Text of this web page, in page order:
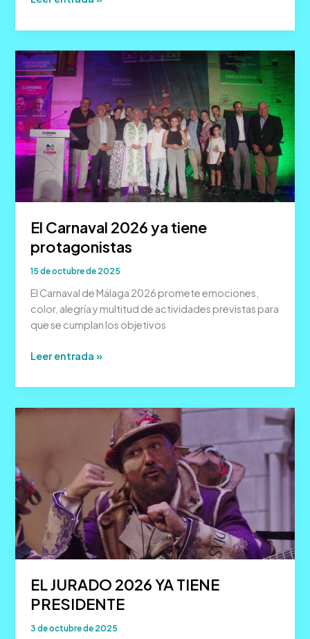
inscripción
el
COAC
2026
El Carnaval 2026 ya tiene
protagonistas
15 de octubre de 2025
El Carnaval de Málaga 2026 promete emociones,
color, alegría y multitud de actividades previstas para
que se cumplan los objetivos
El
2026
Leer entrada »
EL JURADO 2026 YA TIENE
PRESIDENTE
3 de octubre de 2025